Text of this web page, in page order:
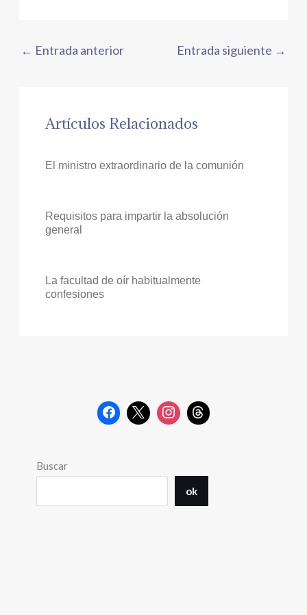
← Entrada anterior Entrada siguiente →
Artículos Relacionados
El ministro extraordinario de la comunión
Requisitos para impartir la absolución
general
La facultad de oír habitualmente
confesiones
Buscar
ok